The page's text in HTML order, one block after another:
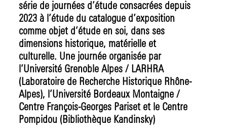
série de journées d’étude consacrées depuis
2023 à l’étude du catalogue d’exposition
comme objet d’étude en soi, dans ses
dimensions historique, matérielle et
culturelle. Une journée organisée par
l’Université Grenoble Alpes / LARHRA
(Laboratoire de Recherche Historique Rhône-
Alpes), l’Université Bordeaux Montaigne /
Centre François-Georges Pariset et le Centre
Pompidou (Bibliothèque Kandinsky)